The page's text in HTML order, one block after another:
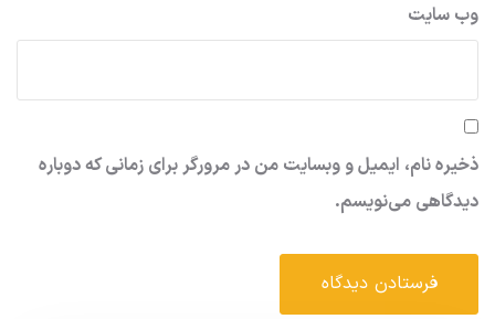
وب‌ سایت
ذخیره نام، ایمیل و وبسایت من در مرورگر برای زمانی که دوباره
دیدگاهی می‌نویسم.